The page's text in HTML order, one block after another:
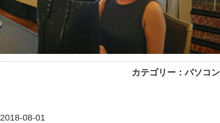
カテゴリー：パソコン
2018-08-01